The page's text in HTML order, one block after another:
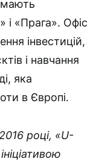
і «Прага». Офіс
інвестицій,
і навчання
яка
в Європі.
році, «U-